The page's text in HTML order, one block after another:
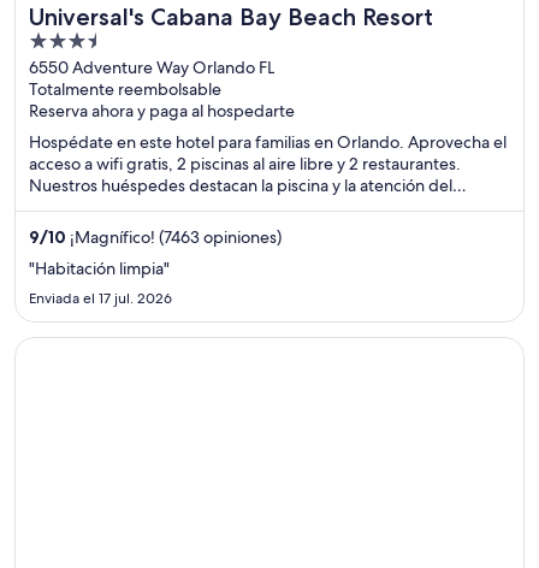
Universal's Cabana Bay Beach Resort
3.5
out
of
5
6550 Adventure Way Orlando FL
Totalmente reembolsable
Reserva ahora y paga al hospedarte
Hospédate en este hotel para familias en Orlando. Aprovecha el
acceso a wifi gratis, 2 piscinas al aire libre y 2 restaurantes.
Nuestros huéspedes destacan la piscina y la atención del
personal en sus opiniones. Estarás muy cerca de atracciones
como Parque temático Universal’s Islands of Adventure™ y
Parque acuático Volcano Bay™ de Universal.
9/10 ¡Magnífico! (7463 opiniones)
"Habitación limpia"
Enviada el 17 jul. 2026
Se abre en una nueva ventana
Caribe Royale Orlando